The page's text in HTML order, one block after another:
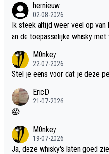
hernieuw
02-08-2026
Ik steek altijd weer veel op van
an de toepasselijke whisky met
M0nkey
22-07-2026
Stel je eens voor dat je deze
EricD
21-07-2026
😱
M0nkey
19-07-2026
Ja, deze whisky's laten goed